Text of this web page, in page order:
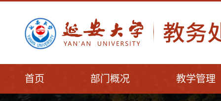
首页 部门概况 教学管理